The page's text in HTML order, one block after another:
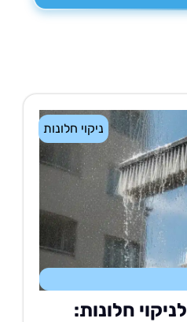
ניקוי חלונות
חלונות: